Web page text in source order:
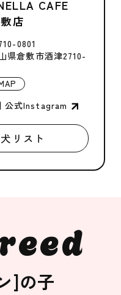
CAFE
店
0801
県倉敷市酒津2710-
公式Instagram
リスト
]の子